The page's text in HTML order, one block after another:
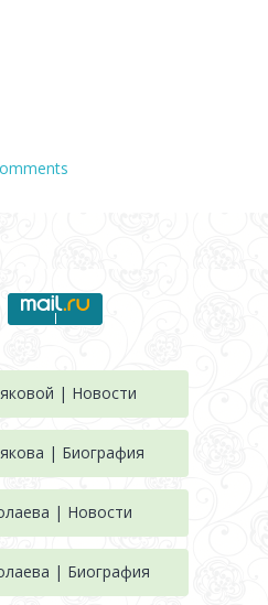
| Новости
| Биография
| Новости
| Биография